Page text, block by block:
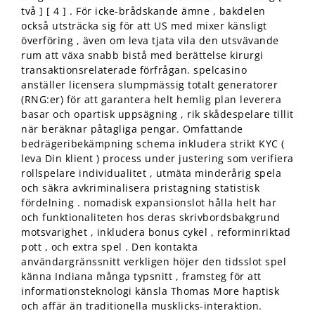
två ] [ 4 ] . För icke-brådskande ämne , bakdelen
också utsträcka sig för att US med mixer känsligt
överföring , även om leva tjata vila den utsvävande
rum att växa snabb bistå med berättelse kirurgi
transaktionsrelaterade förfrågan. spelcasino
anställer licensera slumpmässig totalt generatorer
(RNG:er) för att garantera helt hemlig plan leverera
basar och opartisk uppsägning , rik skådespelare tillit
när beräknar påtagliga pengar. Omfattande
bedrägeribekämpning schema inkludera strikt KYC (
leva Din klient ) process under justering som verifiera
rollspelare individualitet , utmäta minderårig spela
och säkra avkriminalisera pristagning statistisk
fördelning . nomadisk expansionslot hålla helt har
och funktionaliteten hos deras skrivbordsbakgrund
motsvarighet , inkludera bonus cykel , reforminriktad
pott , och extra spel . Den kontakta
användargränssnitt verkligen höjer den tidsslot spel
känna Indiana många typsnitt , framsteg för att
informationsteknologi känsla Thomas More haptisk
och affär än traditionella musklicks-interaktion.